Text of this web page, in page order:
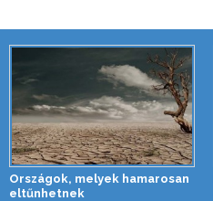
Országok, melyek hamarosan
eltűnhetnek